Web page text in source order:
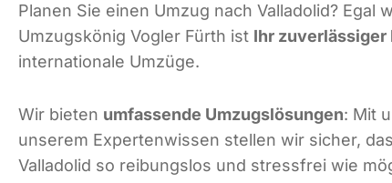
Planen Sie einen Umzug nach Valladolid? Egal
Umzugskönig Vogler Fürth ist Ihr zuverlässiger
internationale Umzüge.
Wir bieten umfassende Umzugslösungen: Mit
unserem Expertenwissen stellen wir sicher,
Valladolid so reibungslos und stressfrei wie